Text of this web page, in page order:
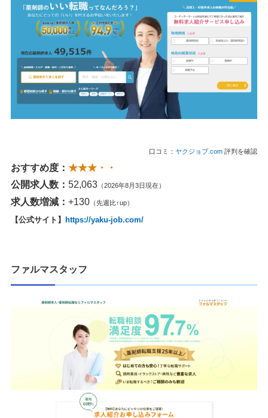
口コミ： ヤクジョブ.com 評判を確認
おすすめ度： ★★★・・
公開求人数： 52,063 （2026年8月3日現在）
求人数増減： +130 （先週比↑up）
【公式サイト】 https://yaku-job.com/
ファルマスタッフ